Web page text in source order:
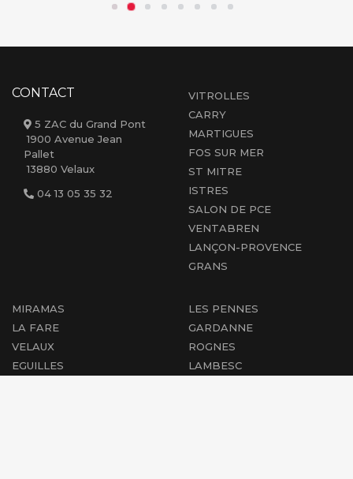
CONTACT
5 ZAC du Grand Pont
1900 Avenue Jean
Pallet
13880 Velaux
04 13 05 35 32
VITROLLES
CARRY
MARTIGUES
FOS SUR MER
ST MITRE
ISTRES
SALON DE PCE
VENTABREN
LANÇON-PROVENCE
GRANS
MIRAMAS
LA FARE
VELAUX
EGUILLES
LES PENNES
GARDANNE
ROGNES
LAMBESC